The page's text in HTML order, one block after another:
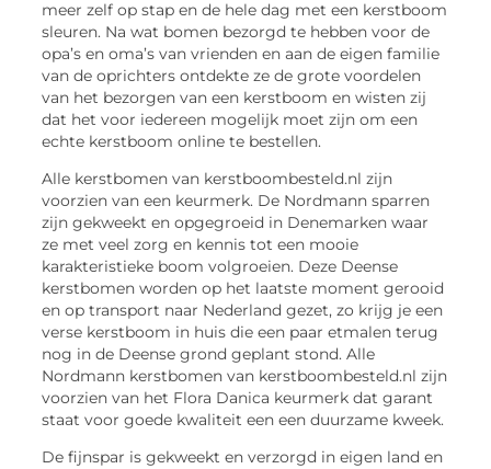
meer zelf op stap en de hele dag met een kerstboom
sleuren. Na wat bomen bezorgd te hebben voor de
opa’s en oma’s van vrienden en aan de eigen familie
van de oprichters ontdekte ze de grote voordelen
van het bezorgen van een kerstboom en wisten zij
dat het voor iedereen mogelijk moet zijn om een
echte kerstboom online te bestellen.
Alle kerstbomen van kerstboombesteld.nl zijn
voorzien van een keurmerk. De Nordmann sparren
zijn gekweekt en opgegroeid in Denemarken waar
ze met veel zorg en kennis tot een mooie
karakteristieke boom volgroeien. Deze Deense
kerstbomen worden op het laatste moment gerooid
en op transport naar Nederland gezet, zo krijg je een
verse kerstboom in huis die een paar etmalen terug
nog in de Deense grond geplant stond. Alle
Nordmann kerstbomen van kerstboombesteld.nl zijn
voorzien van het Flora Danica keurmerk dat garant
staat voor goede kwaliteit een een duurzame kweek.
De fijnspar is gekweekt en verzorgd in eigen land en